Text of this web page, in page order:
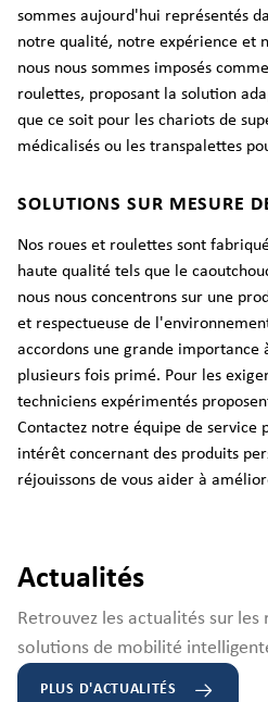
sommes aujourd'hui représentés
notre qualité, notre expérience et
nous nous sommes imposés
roulettes, proposant la solution
que ce soit pour les chariots de
médicalisés ou les transpalettes
SOLUTIONS SUR MESURE
Nos roues et roulettes sont
haute qualité tels que le
nous nous concentrons sur une
et respectueuse de
accordons une grande importance
plusieurs fois primé. Pour les
techniciens expérimentés
Contactez notre équipe de service
intérêt concernant des produits
réjouissons de vous aider à
Actualités
Retrouvez les actualités sur
solutions de mobilité
PLUS D'ACTUALITÉS